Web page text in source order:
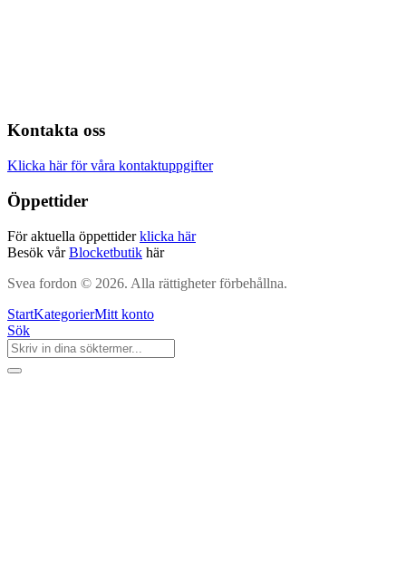
Kontakta oss
Klicka här för våra kontaktuppgifter
Öppettider
För aktuella öppettiderklicka här
Besök vårBlocketbutik här
Svea fordon © 2026. Alla rättigheter förbehållna.
StartKategorierMitt konto
Sök